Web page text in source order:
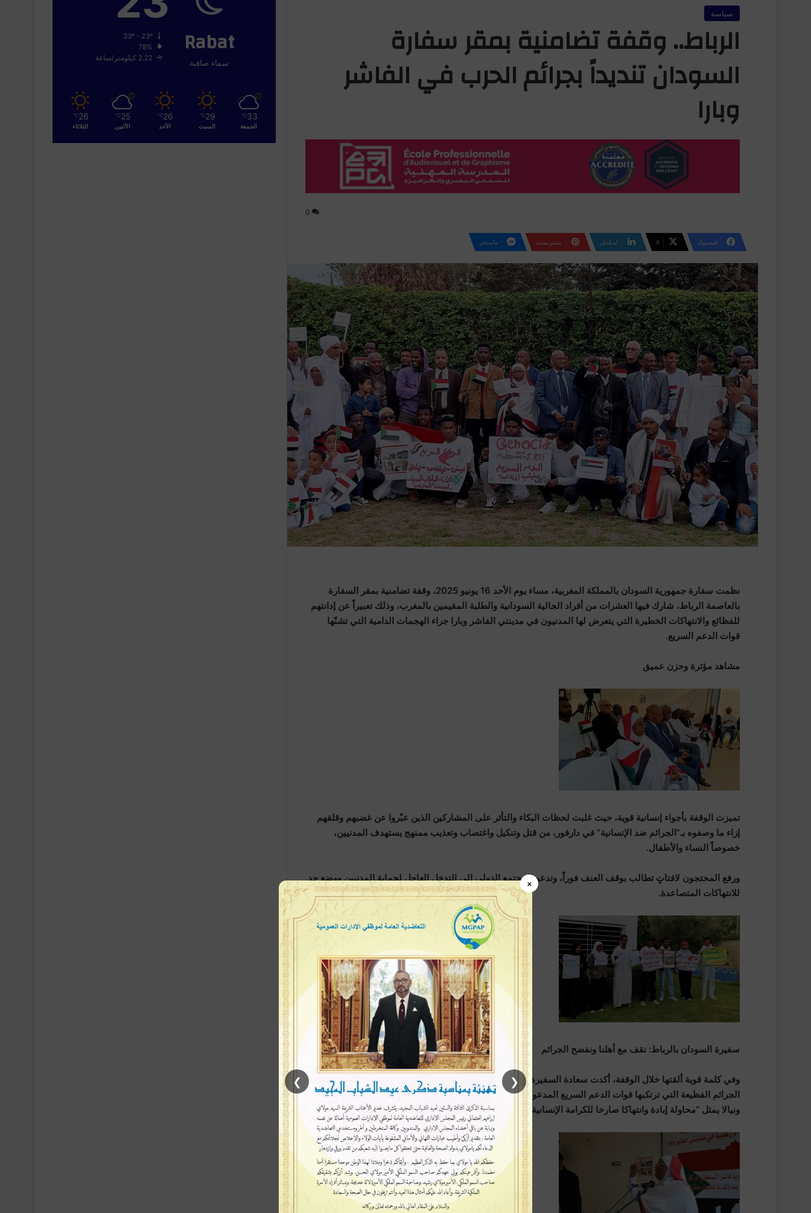
سياسة
الرباط.. وقفة تضامنية بمقر سفارة
السودان تنديداً بجرائم الحرب في الفاشر
وبارا
0
فيسبوك ‫X لينكدإن بينتيريست ماسنجر
نظمت سفارة جمهورية السودان بالمملكة المغربية، مساء يوم الأحد 16 يونيو 2025، وقفة تضامنية بمقر السفارة
بالعاصمة الرباط، شارك فيها العشرات من أفراد الجالية السودانية والطلبة المقيمين بالمغرب، وذلك تعبيراً عن إدانتهم
للفظائع والانتهاكات الخطيرة التي يتعرض لها المدنيون في مدينتي الفاشر وبارا جراء الهجمات الدامية التي تشنّها
قوات الدعم السريع.
مشاهد مؤثرة وحزن عميق
تميزت الوقفة بأجواء إنسانية قوية، حيث غلبت لحظات البكاء والتأثر على المشاركين الذين عبّروا عن غضبهم وقلقهم
إزاء ما وصفوه بـ”الجرائم ضد الإنسانية” في دارفور، من قتل وتنكيل واغتصاب وتعذيب ممنهج يستهدف المدنيين،
خصوصاً النساء والأطفال.
ورفع المحتجون لافتاتٍ تطالب بوقف العنف فوراً، وتدعو المجتمع الدولي إلى التدخل العاجل لحماية المدنيين ووضع حد
للانتهاكات المتصاعدة.
سفيرة السودان بالرباط: نقف مع أهلنا ونفضح الجرائم
وفي كلمة قوية ألقتها خلال الوقفة، أكدت سعادة السفيرة مودة عمر حاج التوم أن السفارة “تدين بأشد العبارات
الجرائم الفظيعة التي ترتكبها قوات الدعم السريع المدعومة من أطراف خارجية”، مشيرة إلى أن ما يحدث في الفاشر
ونيالا يمثل “محاولة إبادة وانتهاكا صارخا للكرامة الإنسانية”.
Rabat
سماء صافية
78%
2.22 كيلومتر/ساعة
33
℃
الجمعة
29
℃
السبت
26
℃
الأحد
25
℃
الأثنين
26
℃
الثلاثاء
×
❮
❯